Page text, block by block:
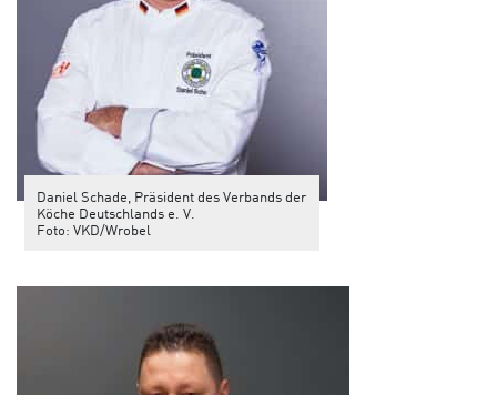
Daniel Schade, Präsident des Verbands der
Köche Deutschlands e. V.
Foto: VKD/Wrobel